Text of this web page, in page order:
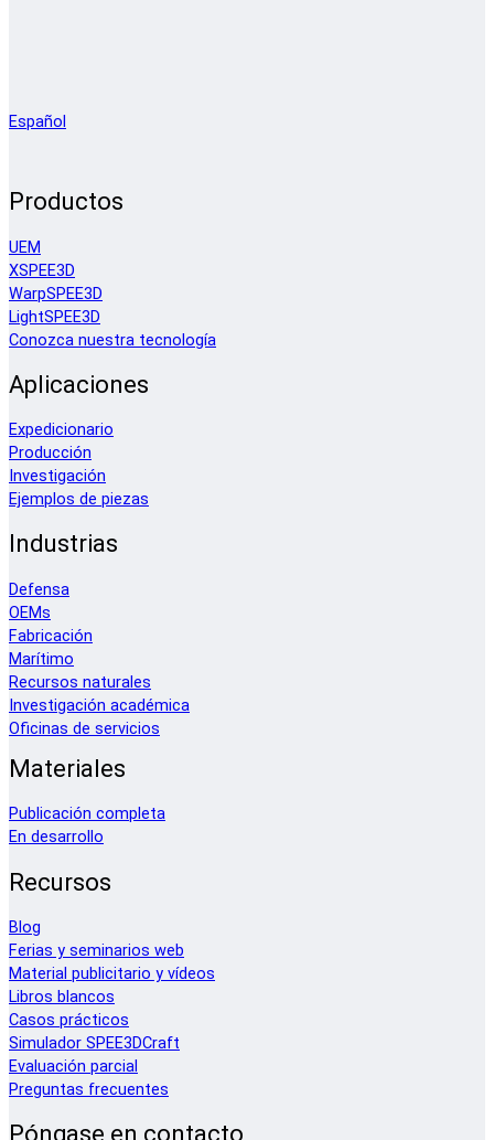
Español
Productos
UEM
XSPEE3D
WarpSPEE3D
LightSPEE3D
Conozca nuestra tecnología
Aplicaciones
Expedicionario
Producción
Investigación
Ejemplos de piezas
Industrias
Defensa
OEMs
Fabricación
Marítimo
Recursos naturales
Investigación académica
Oficinas de servicios
Materiales
Publicación completa
En desarrollo
Recursos
Blog
Ferias y seminarios web
Material publicitario y vídeos
Libros blancos
Casos prácticos
Simulador SPEE3DCraft
Evaluación parcial
Preguntas frecuentes
Póngase en contacto